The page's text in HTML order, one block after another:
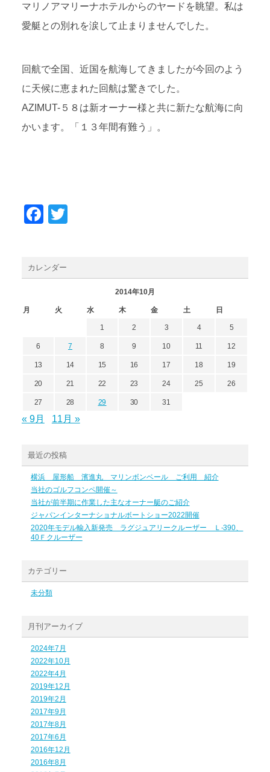
マリノアマリーナホテルからのヤードを眺望。私は
愛艇との別れを涙して止まりませんでした。
回航で全国、近国を航海してきましたが今回のよう
に天候に恵まれた回航は驚きでした。
AZIMUT-５８は新オーナー様と共に新たな航海に向
かいます。「１３年間有難う」。
Facebook
カレンダー
2014年10月
月 火 水 木 金 土 日
1 2 3 4 5
6 7 8 9 10 11 12
13 14 15 16 17 18 19
20 21 22 23 24 25 26
27 28 29 30 31
« 9月 11月 »
最近の投稿
横浜 屋形船 濱進丸 マリンボンベール ご利用 紹介
当社のゴルフコンペ開催～
当社が前半期に作業した主なオーナー艇のご紹介
ジャパンインターナショナルボートショー2022開催
2020年モデル輸入新発売 ラグジュアリークルーザー Ｌ-390、
40Ｆクルーザー
カテゴリー
未分類
月刊アーカイブ
2024年7月
2022年10月
2022年4月
2019年12月
2019年2月
2017年9月
2017年8月
2017年6月
2016年12月
2016年8月